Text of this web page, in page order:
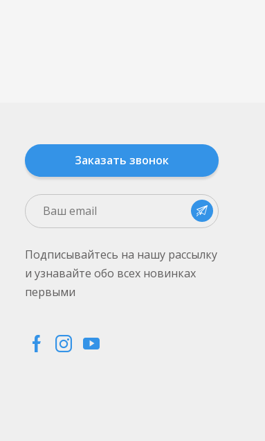
Заказать звонок
Подписывайтесь на нашу рассылку
и узнавайте обо всех новинках
первыми